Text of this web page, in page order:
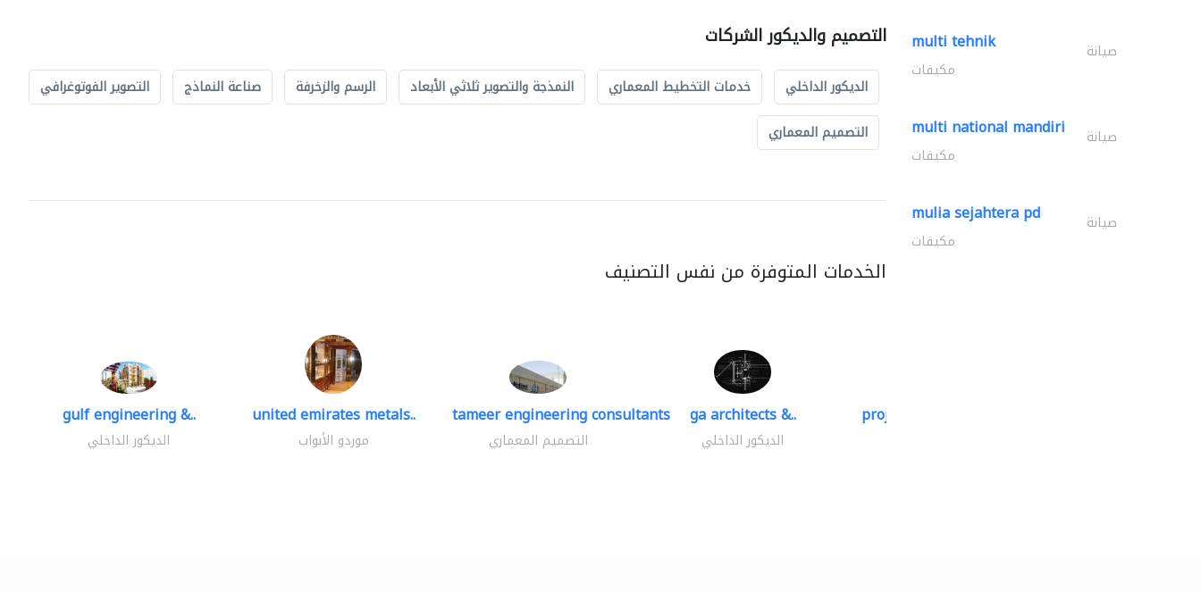
التصميم والديكور الشركات
الديكور الداخلي خدمات التخطيط المعماري النمذجة والتصوير ثلاثي الأبعاد الرسم والزخرفة صناعة النماذج
التصوير الفوتوغرافي
التصميم المعماري
الخدمات المتوفرة من نفس التصنيف
gulf engineering &..
الديكور الداخلي
united emirates metals..
موردو الأبواب
tameer engineering consultants
التصميم المعماري
ga architects &..
الديكور الداخلي
projeco contracting interior..
multi tehnik صيانة
مكيفات
multi national mandiri صيانة
مكيفات
mulia sejahtera pd صيانة
مكيفات